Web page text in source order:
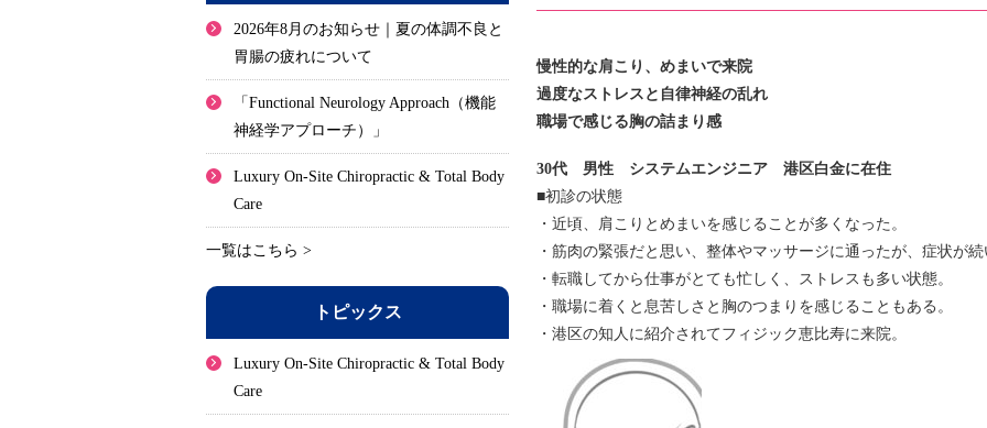
慢性的な肩こり、めまいで来院
過度なストレスと自律神経の乱れ
職場で感じる胸の詰まり感
30代 男性 システムエンジニア 港区白金に在住
■初診の状態
・近頃、肩こりとめまいを感じることが多くなった。
・筋肉の緊張だと思い、整体やマッサージに通ったが、症状が続
・転職してから仕事がとても忙しく、ストレスも多い状態。
・職場に着くと息苦しさと胸のつまりを感じることもある。
・港区の知人に紹介されてフィジック恵比寿に来院。
2026年8月のお知らせ｜夏の体調不良と
胃腸の疲れについて
「Functional Neurology Approach（機能
神経学アプローチ）」
Luxury On-Site Chiropractic & Total Body
Care
一覧はこちら >
トピックス
Luxury On-Site Chiropractic & Total Body
Care